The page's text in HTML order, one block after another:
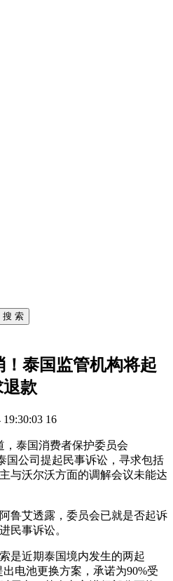
搜 索
泰国监管机构将起
款
19:30:03 16
，泰国消费者保护委员会
国公司提起民事诉讼，寻求包括
与沃尔沃方面的调解会议未能达
鲁艾透露，委员会已就是否起诉
民事诉讼。
是近期泰国境内发生的两起
电池更换方案，承诺为90%受